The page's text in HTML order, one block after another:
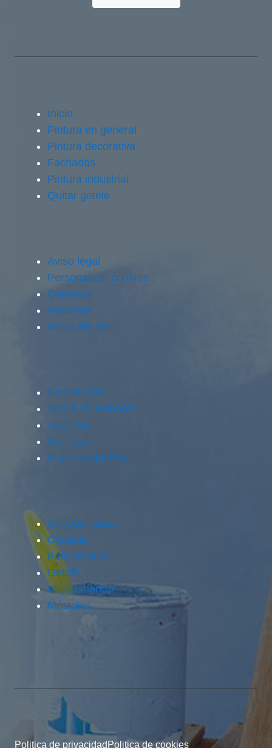
Inicio
Pintura en general
Pintura decorativa
Fachadas
Pintura industrial
Quitar gotele
Aviso legal
Personalizar cookies
Contacto
Nosotros
Mapa del sitio
Alcobendas
Alcalá de Henares
Alcorcón
Aranjuez
Arganda del Rey
Arroyomolinos
Coslada
Fuenlabrada
Getafe
Majadahonda
Móstoles
Politica de privacidad Politica de cookies